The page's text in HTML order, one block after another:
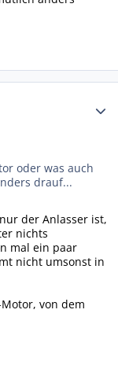
oder was auch
drauf...
der Anlasser ist,
nichts
mal ein paar
nicht umsonst in
von dem